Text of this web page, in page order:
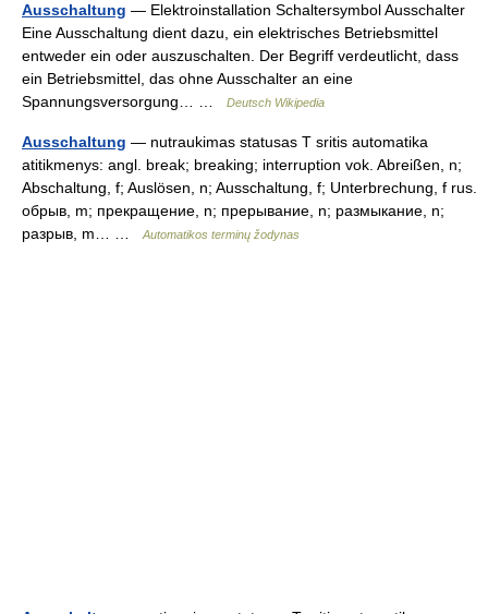
Ausschaltung — Elektroinstallation Schaltersymbol Ausschalter
Eine Ausschaltung dient dazu, ein elektrisches Betriebsmittel
entweder ein oder auszuschalten. Der Begriff verdeutlicht, dass
ein Betriebsmittel, das ohne Ausschalter an eine
Spannungsversorgung… …
Deutsch Wikipedia
Ausschaltung — nutraukimas statusas T sritis automatika
atitikmenys: angl. break; breaking; interruption vok. Abreißen, n;
Abschaltung, f; Auslösen, n; Ausschaltung, f; Unterbrechung, f rus.
обрыв, m; прекращение, n; прерывание, n; размыкание, n;
разрыв, m… …
Automatikos terminų žodynas